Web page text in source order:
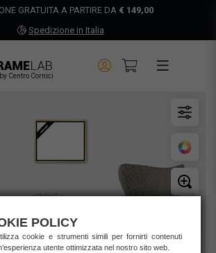
GRATUITA A PARTIRE DA € 149,00
Spedizione in Italia
by Centro Cornici
POLICY
cookie e strumenti simili per fornirti contenuti
utente ottimizzata nel nostro sito web.